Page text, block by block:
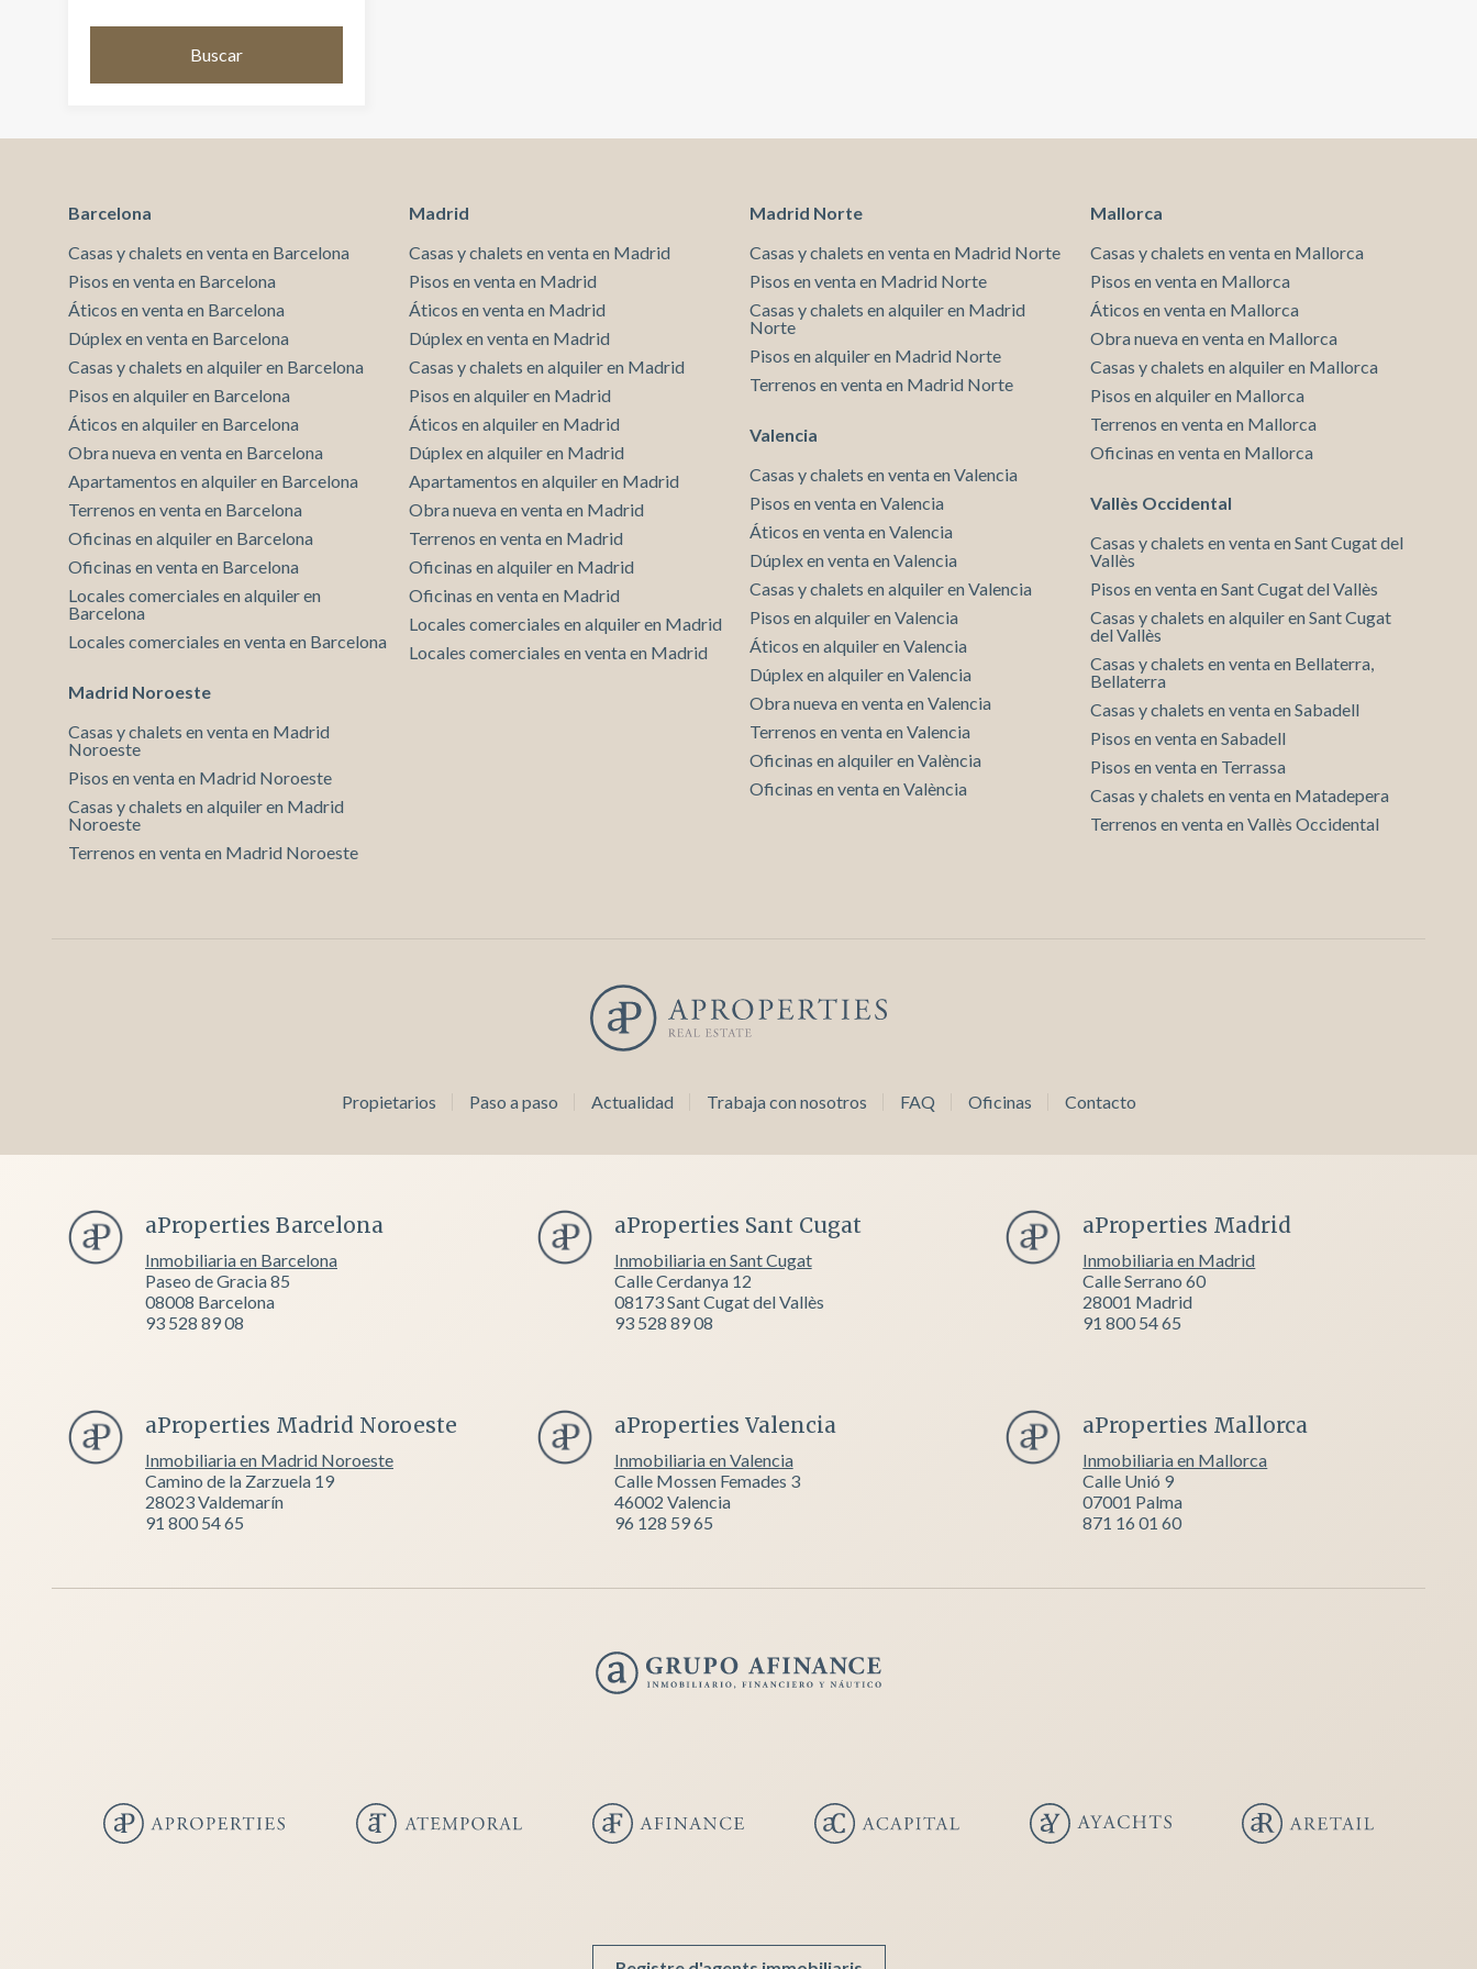
Buscar
Barcelona
Casas y chalets en venta en Barcelona
Pisos en venta en Barcelona
Áticos en venta en Barcelona
Dúplex en venta en Barcelona
Casas y chalets en alquiler en Barcelona
Pisos en alquiler en Barcelona
Áticos en alquiler en Barcelona
Obra nueva en venta en Barcelona
Apartamentos en alquiler en Barcelona
Terrenos en venta en Barcelona
Oficinas en alquiler en Barcelona
Oficinas en venta en Barcelona
Locales comerciales en alquiler en
Barcelona
Locales comerciales en venta en Barcelona
Madrid Noroeste
Casas y chalets en venta en Madrid
Noroeste
Pisos en venta en Madrid Noroeste
Casas y chalets en alquiler en Madrid
Noroeste
Terrenos en venta en Madrid Noroeste
Madrid
Casas y chalets en venta en Madrid
Pisos en venta en Madrid
Áticos en venta en Madrid
Dúplex en venta en Madrid
Casas y chalets en alquiler en Madrid
Pisos en alquiler en Madrid
Áticos en alquiler en Madrid
Dúplex en alquiler en Madrid
Apartamentos en alquiler en Madrid
Obra nueva en venta en Madrid
Terrenos en venta en Madrid
Oficinas en alquiler en Madrid
Oficinas en venta en Madrid
Locales comerciales en alquiler en Madrid
Locales comerciales en venta en Madrid
Madrid Norte
Casas y chalets en venta en Madrid Norte
Pisos en venta en Madrid Norte
Casas y chalets en alquiler en Madrid
Norte
Pisos en alquiler en Madrid Norte
Terrenos en venta en Madrid Norte
Valencia
Casas y chalets en venta en Valencia
Pisos en venta en Valencia
Áticos en venta en Valencia
Dúplex en venta en Valencia
Casas y chalets en alquiler en Valencia
Pisos en alquiler en Valencia
Áticos en alquiler en Valencia
Dúplex en alquiler en Valencia
Obra nueva en venta en Valencia
Terrenos en venta en Valencia
Oficinas en alquiler en València
Oficinas en venta en València
Mallorca
Casas y chalets en venta en Mallorca
Pisos en venta en Mallorca
Áticos en venta en Mallorca
Obra nueva en venta en Mallorca
Casas y chalets en alquiler en Mallorca
Pisos en alquiler en Mallorca
Terrenos en venta en Mallorca
Oficinas en venta en Mallorca
Vallès Occidental
Casas y chalets en venta en Sant Cugat del
Vallès
Pisos en venta en Sant Cugat del Vallès
Casas y chalets en alquiler en Sant Cugat
del Vallès
Casas y chalets en venta en Bellaterra,
Bellaterra
Casas y chalets en venta en Sabadell
Pisos en venta en Sabadell
Pisos en venta en Terrassa
Casas y chalets en venta en Matadepera
Terrenos en venta en Vallès Occidental
Propietarios Paso a paso Actualidad Trabaja con nosotros FAQ Oficinas Contacto
aProperties Barcelona
Inmobiliaria en Barcelona
Paseo de Gracia 85
08008 Barcelona
93 528 89 08
aProperties Sant Cugat
Inmobiliaria en Sant Cugat
Calle Cerdanya 12
08173 Sant Cugat del Vallès
93 528 89 08
aProperties Madrid
Inmobiliaria en Madrid
Calle Serrano 60
28001 Madrid
91 800 54 65
aProperties Madrid Noroeste
Inmobiliaria en Madrid Noroeste
Camino de la Zarzuela 19
28023 Valdemarín
91 800 54 65
aProperties Valencia
Inmobiliaria en Valencia
Calle Mossen Femades 3
46002 Valencia
96 128 59 65
aProperties Mallorca
Inmobiliaria en Mallorca
Calle Unió 9
07001 Palma
871 16 01 60